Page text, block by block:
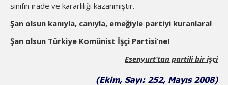
sınıfın irade ve kararlılığı kazanmıştır.
Şan olsun kanıyla, canıyla, emeğiyle partiyi kuranlara!
Şan olsun Türkiye Komünist İşçi Partisi’ne!
Esenyurt’tan partili bir işçi
(Ekim, Sayı: 252, Mayıs 2008)